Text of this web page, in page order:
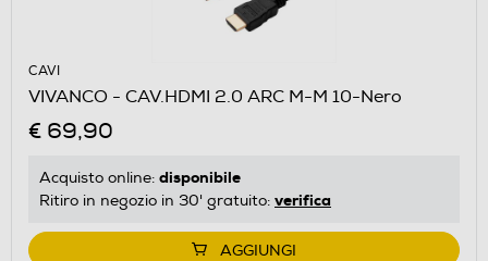
CAVI
VIVANCO - CAV.HDMI 2.0 ARC M-M 10-Nero
€ 69,90
Acquisto online: disponibile
Ritiro in negozio in 30' gratuito: verifica
AGGIUNGI